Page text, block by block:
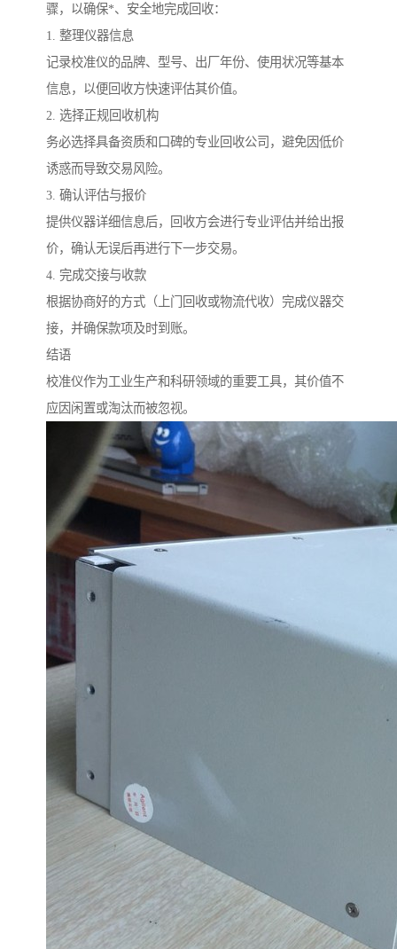
骤，以确保*、安全地完成回收：
1. 整理仪器信息
记录校准仪的品牌、型号、出厂年份、使用状况等基本
信息，以便回收方快速评估其价值。
2. 选择正规回收机构
务必选择具备资质和口碑的专业回收公司，避免因低价
诱惑而导致交易风险。
3. 确认评估与报价
提供仪器详细信息后，回收方会进行专业评估并给出报
价，确认无误后再进行下一步交易。
4. 完成交接与收款
根据协商好的方式（上门回收或物流代收）完成仪器交
接，并确保款项及时到账。
结语
校准仪作为工业生产和科研领域的重要工具，其价值不
应因闲置或淘汰而被忽视。